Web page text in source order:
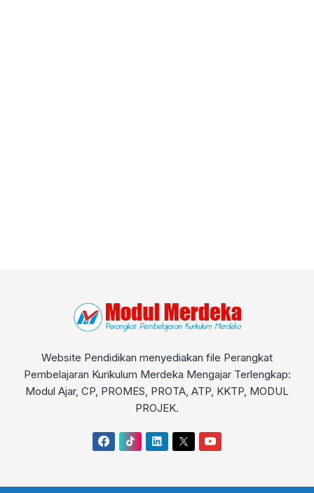
Website Pendidikan menyediakan file Perangkat
Pembelajaran Kurikulum Merdeka Mengajar Terlengkap:
Modul Ajar, CP, PROMES, PROTA, ATP, KKTP, MODUL
PROJEK.